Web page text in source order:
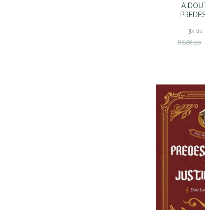
A
3x de
R$68,90